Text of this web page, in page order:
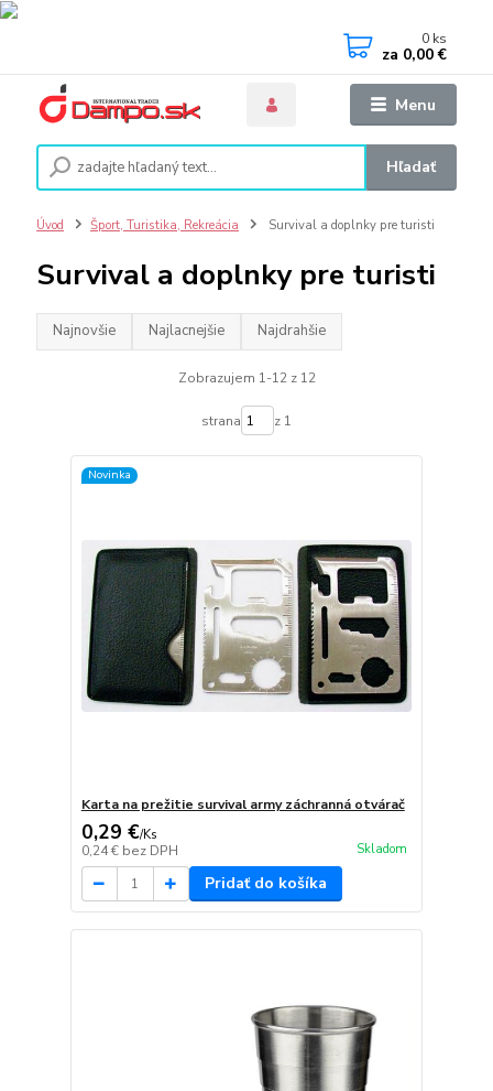
Menu
Hľadať
0 ks
za 0,00 €
Úvod Šport, Turistika, Rekreácia Survival a doplnky pre turisti
Survival a doplnky pre turisti
Najnovšie Najlacnejšie Najdrahšie
Zobrazujem 1-12 z 12
strana z 1
Novinka
Karta na prežitie survival army záchranná otvárač
0,29 €/Ks
0,24 € bez DPH Skladom
Pridať do košíka